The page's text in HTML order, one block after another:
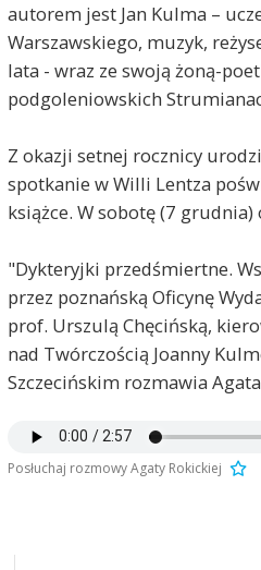
autorem jest Jan Kulma –
Warszawskiego, muzyk,
lata - wraz ze swoją żoną-
podgoleniowskich
Z okazji setnej rocznicy
spotkanie w Willi Lentza
książce. W sobotę (7
"Dykteryjki przedśmiertne.
przez poznańską Oficynę
prof. Urszulą Chęcińską,
nad Twórczością Joanny
Szczecińskim rozmawia
Posłuchaj rozmowy Agaty Rokickiej